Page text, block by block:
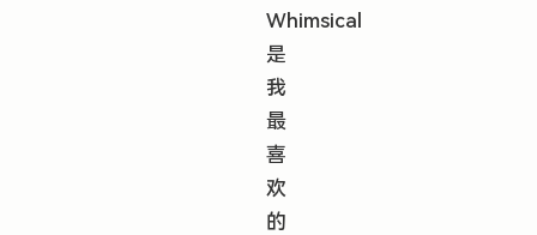
Whimsical
是
我
最
喜
欢
的